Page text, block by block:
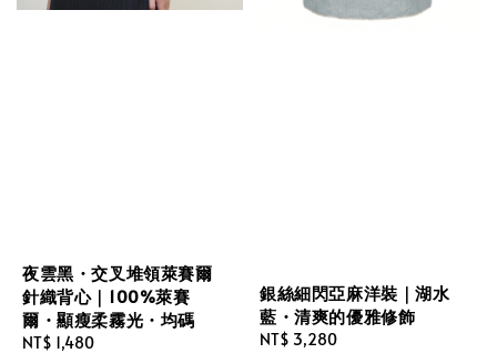
夜雲黑・交叉堆領萊賽爾
針織背心｜100%萊賽
爾・顯瘦柔霧光・均碼
Regular
NT$ 1,480
銀絲細閃亞麻洋裝｜湖水
藍・清爽的優雅修飾
Regular
NT$ 3,280